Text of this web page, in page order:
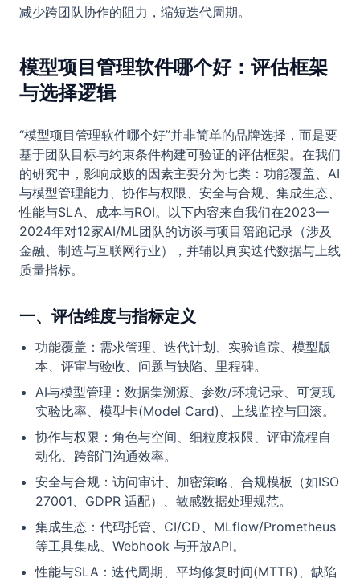
减少跨团队协作的阻力，缩短迭代周期。
模型项目管理软件哪个好：评估框架
与选择逻辑
“模型项目管理软件哪个好”并非简单的品牌选择，而是要
基于团队目标与约束条件构建可验证的评估框架。在我们
的研究中，影响成败的因素主要分为七类：功能覆盖、AI
与模型管理能力、协作与权限、安全与合规、集成生态、
性能与SLA、成本与ROI。以下内容来自我们在2023—
2024年对12家AI/ML团队的访谈与项目陪跑记录（涉及
金融、制造与互联网行业），并辅以真实迭代数据与上线
质量指标。
一、评估维度与指标定义
功能覆盖：需求管理、迭代计划、实验追踪、模型版
本、评审与验收、问题与缺陷、里程碑。
AI与模型管理：数据集溯源、参数/环境记录、可复现
实验比率、模型卡(Model Card)、上线监控与回滚。
协作与权限：角色与空间、细粒度权限、评审流程自
动化、跨部门沟通效率。
安全与合规：访问审计、加密策略、合规模板（如ISO
27001、GDPR 适配）、敏感数据处理规范。
集成生态：代码托管、CI/CD、MLflow/Prometheus
等工具集成、Webhook 与开放API。
性能与SLA：迭代周期、平均修复时间(MTTR)、缺陷